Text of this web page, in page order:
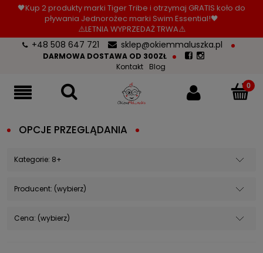
🖤Kup 2 produkty marki Tiger Tribe i otrzymaj GRATIS koło do
pływania Jednorożec marki Swim Essential!🖤
⚠️LETNIA WYPRZEDAŻ TRWA⚠️
+48 508 647 721 sklep@okiemmaluszka.pl
DARMOWA DOSTAWA OD 300ZŁ
Kontakt
Blog
OPCJE PRZEGLĄDANIA
Kategorie: 8+
Producent: (wybierz)
Cena: (wybierz)